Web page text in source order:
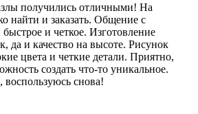
получились отличными! На
найти и заказать. Общение с
и четкое. Изготовление
да и качество на высоте. Рисунок
цвета и четкие детали. Приятно,
создать что-то уникальное.
снова!